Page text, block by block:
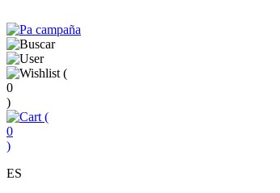
(
0
)
(
0
)
ES